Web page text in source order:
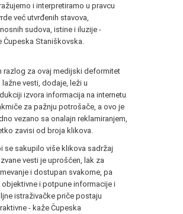
i interpretiramo u pravcu
već utvrđenih stavova,
sudova, istine i iluzije -
Čupeska Staniškovska.
razlog za ovaj medijski deformitet
lažne vesti, dodaje, leži u
izvora informacija na internetu
za pažnju potrošače, a ovo je
vezano sa onalajn reklamiranjem,
zavisi od broja klikova.
se sakupilo više klikova sadržaj
vesti je uprošćen, lak za
i dostupan svakome, pa
objektivne i potpune informacije i
istraživačke priče postaju
- kaže Čupeska